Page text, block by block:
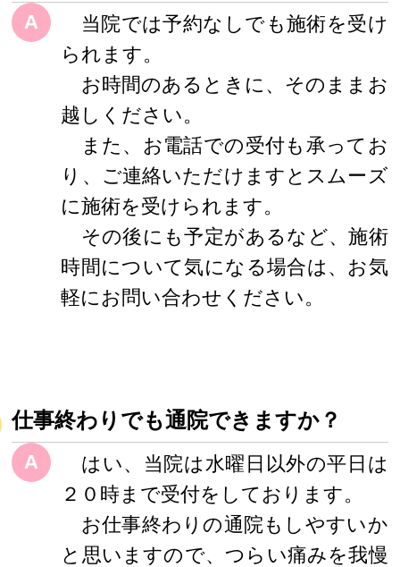
A
当院では予約なしでも施術を受け
られます。
お時間のあるときに、そのままお
越しください。
また、お電話での受付も承ってお
り、ご連絡いただけますとスムーズ
に施術を受けられます。
その後にも予定があるなど、施術
時間について気になる場合は、お気
軽にお問い合わせください。
仕事終わりでも通院できますか？
A
はい、当院は水曜日以外の平日は
２０時まで受付をしております。
お仕事終わりの通院もしやすいか
と思いますので、つらい痛みを我慢